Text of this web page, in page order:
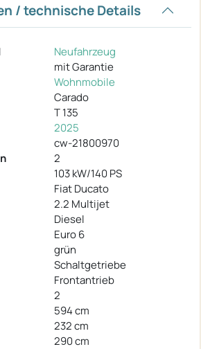
/ technische Details
Neufahrzeug
mit Garantie
Wohnmobile
Carado
T 135
2025
cw-21800970
2
103 kW/140 PS
Fiat Ducato
2.2 Multijet
Diesel
Euro 6
grün
Schaltgetriebe
Frontantrieb
2
594 cm
232 cm
290 cm